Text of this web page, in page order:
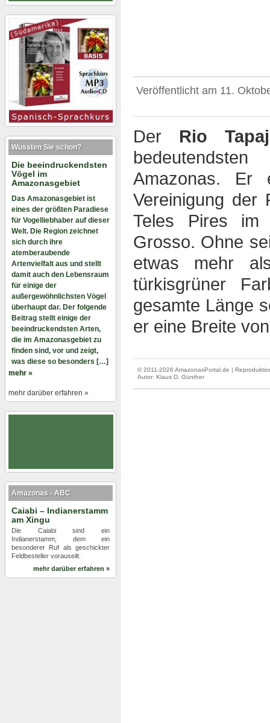
Veröffentlicht am 11.
Der Rio
Amazonas. Er
Vereinigung der
Teles Pires im
Grosso. Ohne
etwas mehr
türkisgrüner
gesamte Länge
er eine Breite
© 2011-2026 AmazonasPortal.de |
Autor: Klaus D. Günther
Wussten Sie schon?
Die beeindruckendsten
Vögel im
Amazonasgebiet
Das Amazonasgebiet ist
eines der größten Paradiese
für Vogelliebhaber auf dieser
Welt. Die Region zeichnet
sich durch ihre
atemberaubende
Artenvielfalt aus und stellt
damit auch den Lebensraum
für einige der
außergewöhnlichsten Vögel
überhaupt dar. Der folgende
Beitrag stellt einige der
beeindruckendsten Arten,
die im Amazonasgebiet zu
finden sind, vor und zeigt,
was diese so besonders […]
mehr »
mehr darüber erfahren »
Amazonas - ABC
Caiabi – Indianerstamm
am Xingu
Die Caiabi sind ein
Indianerstamm, dem ein
besonderer Ruf als geschickter
Feldbesteller vorauseilt.
mehr darüber erfahren »